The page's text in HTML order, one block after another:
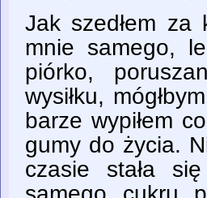
Jak szedłem
mnie samego,
piórko,
wysiłku,
barze wypiłem
gumy do życia.
czasie stała